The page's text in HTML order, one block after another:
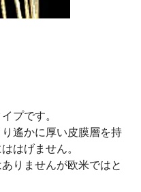
プです。
遙かに厚い皮膜層を持
はげません。
りませんが欧米ではと